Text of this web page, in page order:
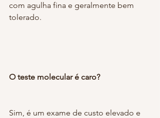
com agulha fina e geralmente bem
tolerado.
O teste molecular é caro?
Sim, é um exame de custo elevado e